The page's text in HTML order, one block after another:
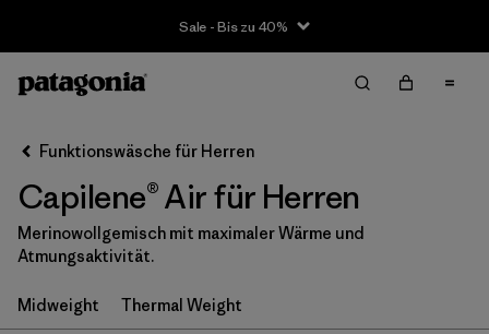
Sale - Bis zu 40%
Funktionswäsche für Herren
Capilene® Air für Herren
Merinowollgemisch mit maximaler Wärme und
Atmungsaktivität.
Midweight Thermal Weight